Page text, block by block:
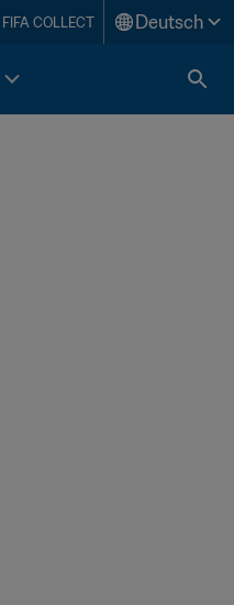
FIFA COLLECT Deutsch